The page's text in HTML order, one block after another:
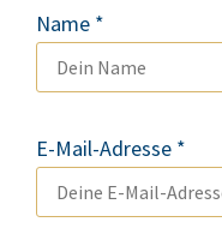
Name *
E-Mail-Adresse *